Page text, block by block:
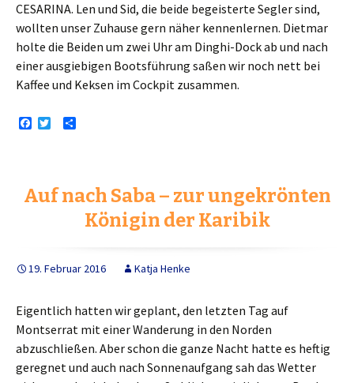
CESARINA. Len und Sid, die beide begeisterte Segler sind,
wollten unser Zuhause gern näher kennenlernen. Dietmar
holte die Beiden um zwei Uhr am Dinghi-Dock ab und nach
einer ausgiebigen Bootsführung saßen wir noch nett bei
Kaffee und Keksen im Cockpit zusammen.
o
o
e
r
Auf nach Saba – zur ungekrönten
Königin der Karibik
19. Februar 2016 Katja Henke
Eigentlich hatten wir geplant, den letzten Tag auf
Montserrat mit einer Wanderung in den Norden
abzuschließen. Aber schon die ganze Nacht hatte es heftig
geregnet und auch nach Sonnenaufgang sah das Wetter